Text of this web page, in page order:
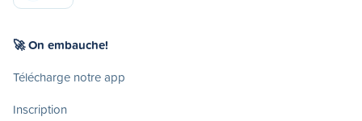
🚀 On embauche!
Télécharge notre app
Inscription